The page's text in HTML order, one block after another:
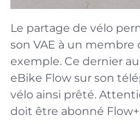
Le partage de vélo
son VAE à un membre
exemple. Ce dernier
eBike Flow sur son
vélo ainsi prêté.
doit être abonné